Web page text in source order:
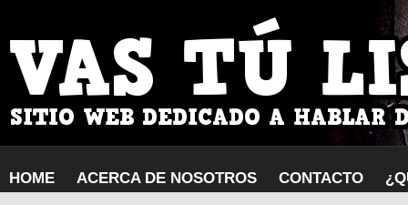
HOME ACERCA DE NOSOTROS CONTACTO